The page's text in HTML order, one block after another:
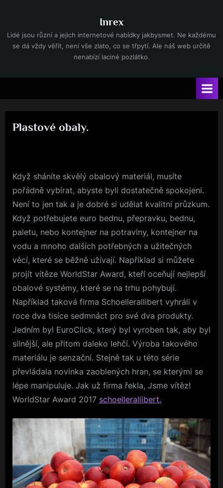
content
Inrex
Lidé jsou různí a jejich internetové nabídky jakbysmet. Ne každému
se dá vždy věřit, není vše zlato, co se třpytí. Ale náš web určitě
nenabízí laciné pozlátko.
Plastové obaly.
Když sháníte skvělý obalový materiál, musíte
pořádně vybírat, abyste byli dostatečně spokojeni.
Není to jen tak a je dobré si udělat kvalitní průzkum.
Když potřebujete euro bednu, přepravku, bednu,
paletu, nebo kontejner na potraviny, kontejner na
vodu a mnoho dalších potřebných a užitečných
věcí, které se běžně užívají. Například si můžete
projít vítěze WorldStar Award, kteří oceňují nejlepší
obalové systémy, které se na trhu pohybují.
Například taková firma Schoellerallibert vyhráli v
roce dva tisíce sedmnáct pro své dva produkty.
Jedním byl EuroClick, který byl vyroben tak, aby byl
silnější, ale přitom daleko lehčí. Výroba takového
materiálu je senzační. Stejně tak u této série
převládala novinka zaoblených hran, se kterými se
lépe manipuluje. Jak už firma řekla, Jsme vítěz!
WorldStar Award 2017 schoellerallibert.